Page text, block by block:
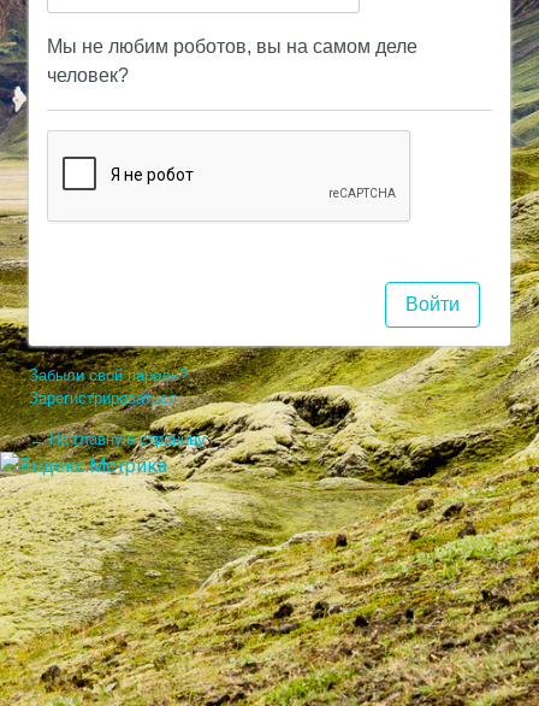
Мы не любим роботов, вы на самом деле
человек?
Забыли свой пароль?
Зарегистрироваться
← На главную страницу